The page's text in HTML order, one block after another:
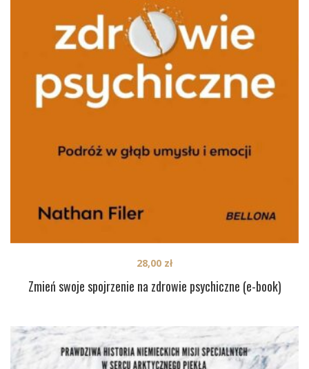
Zmień swoje spojrzenie na zdrowie psychiczne (e-book)
28,00 zł